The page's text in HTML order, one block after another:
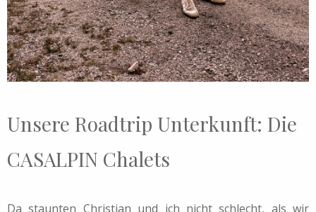
Unsere Roadtrip Unterkunft: Die
CASALPIN Chalets
Da staunten Christian und ich nicht schlecht, als wir